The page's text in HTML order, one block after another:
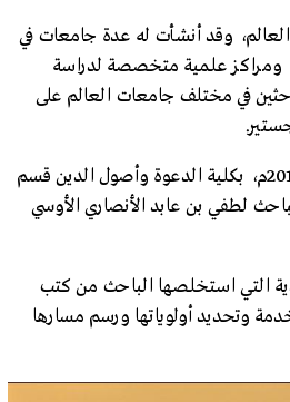
وقد أنشأت له عدة جامعات في
ومراكز علمية متخصصة لدراسة
في مختلف جامعات العالم على
وفي هذا الإطار تمت في صباح يوم الخميس 21 رجب 1440هـ الموافق 28 مارس 2019م، بكلية الدعوة وأصول الدين قسم
لطفي بن عابد الأنصاري الأوسي
التي استخلصها الباحث من كتب
وتحديد أولوياتها ورسم مسارها